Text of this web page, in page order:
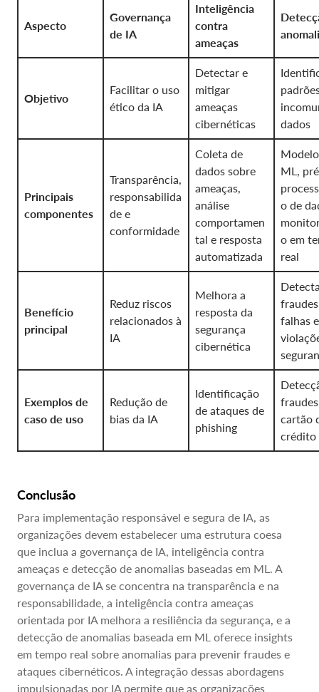
Aspecto
Governança
de IA
Inteligência
contra
ameaças
Objetivo
Facilitar o uso
ético da IA
Detectar e
mitigar
ameaças
cibernéticas
dados
Principais
componentes
Transparência,
responsabilida
de e
conformidade
Coleta de
dados sobre
ameaças,
análise
comportamen
tal e resposta
automatizada
ML,
o de
o em
real
Benefício
principal
Reduz riscos
relacionados à
IA
Melhora a
resposta da
segurança
cibernética
falhas e
Exemplos de
caso de uso
Redução de
bias da IA
Identificação
de ataques de
phishing
cartão
crédito
Conclusão
Para implementação responsável e segura de IA, as
organizações devem estabelecer uma estrutura coesa
que inclua a governança de IA, inteligência contra
ameaças e detecção de anomalias baseadas em ML. A
governança de IA se concentra na transparência e na
responsabilidade, a inteligência contra ameaças
orientada por IA melhora a resiliência da segurança, e a
detecção de anomalias baseada em ML oferece insights
em tempo real sobre anomalias para prevenir fraudes e
ataques cibernéticos. A integração dessas abordagens
impulsionadas por IA permite que as organizações